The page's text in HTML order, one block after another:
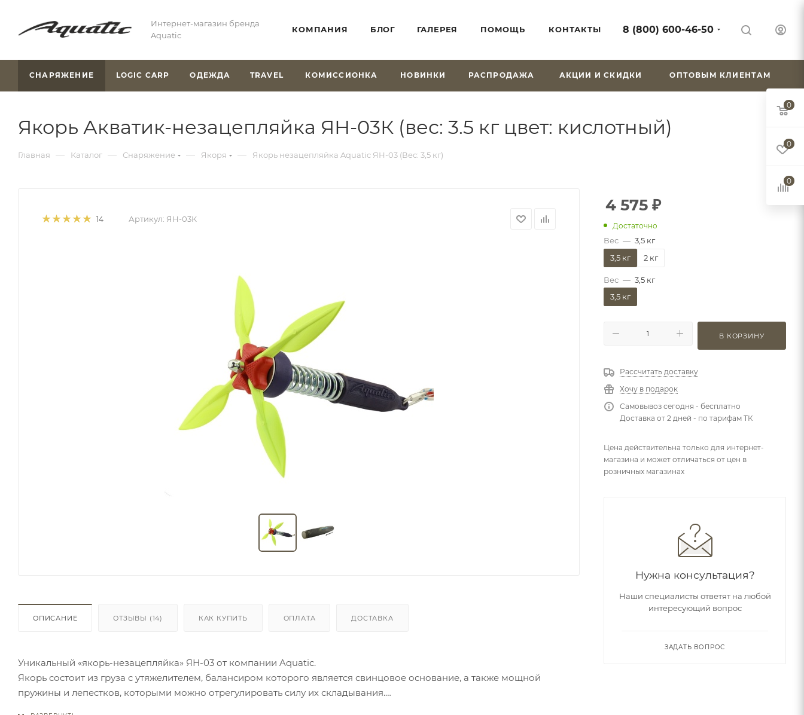
Интернет-магазин бренда
Aquatic
КОМПАНИЯ БЛОГ ГАЛЕРЕЯ ПОМОЩЬ КОНТАКТЫ 8 (800) 600-46-50
СНАРЯЖЕНИЕ LOGIC CARP ОДЕЖДА TRAVEL КОМИССИОНКА НОВИНКИ РАСПРОДАЖА АКЦИИ И СКИДКИ ОПТОВЫМ КЛИЕНТАМ
Якорь Акватик-незацепляйка ЯН-03К (вес: 3.5 кг цвет: кислотный)
Главная — Каталог — Снаряжение — Якоря — Якорь незацепляйка Aquatic ЯН-03 (Вес: 3,5 кг)
14 Артикул: ЯН-03К
ОПИСАНИЕ ОТЗЫВЫ (14) КАК КУПИТЬ ОПЛАТА ДОСТАВКА
Уникальный «якорь-незацепляйка» ЯН-03 от компании Aquatic.
Якорь состоит из груза с утяжелителем, балансиром которого является свинцовое основание, а также мощной
пружины и лепестков, которыми можно отрегулировать силу их складывания.
4 575 ₽
Достаточно
Вес — 3,5 кг
3,5 кг
2 кг
Вес — 3,5 кг
3,5 кг
В КОРЗИНУ
Рассчитать доставку
Хочу в подарок
Самовывоз сегодня - бесплатно
Доставка от 2 дней - по тарифам ТК
Цена действительна только для интернет-
магазина и может отличаться от цен в
розничных магазинах
Нужна консультация?
Наши специалисты ответят на любой
интересующий вопрос
ЗАДАТЬ ВОПРОС
0
0
0